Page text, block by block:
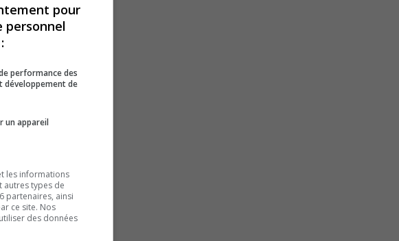
pour
personnel
performance des
développement de
un appareil
les informations
autres types de
partenaires, ainsi
ce site. Nos
des données